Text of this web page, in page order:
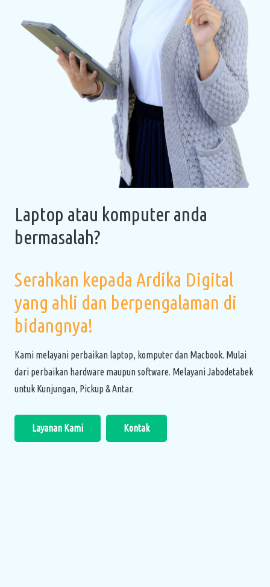
Laptop atau komputer anda
bermasalah?
Serahkan kepada Ardika Digital
yang ahli dan berpengalaman di
bidangnya!
Kami melayani perbaikan laptop, komputer dan Macbook. Mulai
dari perbaikan hardware maupun software. Melayani Jabodetabek
untuk Kunjungan, Pickup & Antar.
Layanan Kami Kontak